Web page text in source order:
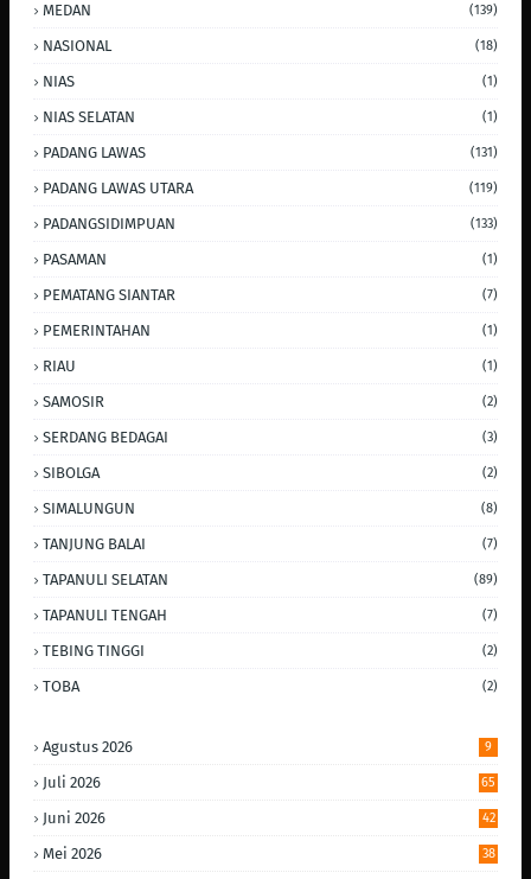
MEDAN (139)
NASIONAL (18)
NIAS (1)
NIAS SELATAN (1)
PADANG LAWAS (131)
PADANG LAWAS UTARA (119)
PADANGSIDIMPUAN (133)
PASAMAN (1)
PEMATANG SIANTAR (7)
PEMERINTAHAN (1)
RIAU (1)
SAMOSIR (2)
SERDANG BEDAGAI (3)
SIBOLGA (2)
SIMALUNGUN (8)
TANJUNG BALAI (7)
TAPANULI SELATAN (89)
TAPANULI TENGAH (7)
TEBING TINGGI (2)
TOBA (2)
Agustus 2026 9
Juli 2026 65
Juni 2026 42
Mei 2026 38